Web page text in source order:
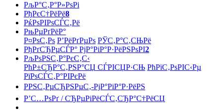
РљР°С‚Р°Р»РѕРі
РђРєС†РёРё8
РќРѕРІРѕСЃС‚Рё
РњРµРґРёР°
Р¤РѕС‚Рѕ Р’РёРґРµРѕ РЎС‚Р°С‚СЊРё
РђРґСЂРµСЃР° РјР°РіР°Р·РёРЅРѕРІ2
РљРѕРЅС‚Р°РєС‚С‹
РћР±СЂР°С‚РЅР°СЏ СЃРІСЏР·СЊ РћРїС‚РѕРІС‹Рµ
РїРѕСЃС‚Р°РІРєРё
РРЅС‚РµСЂРЅРµС‚-РјР°РіР°Р·РёРЅ
Р’С…РѕРґ / СЂРµРіРёСЃС‚СЂР°С†РёСЏ